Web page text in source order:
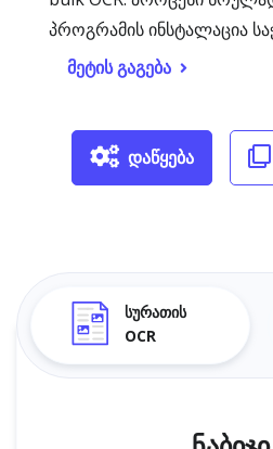
პროგრამის ინსტალაცია
მეტის გაგება
დაწყება
სურათის
OCR